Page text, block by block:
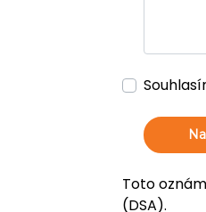
Toto
(DSA).